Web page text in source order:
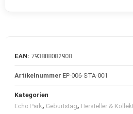
EAN: 793888082908
Artikelnummer EP-006-STA-001
Kategorien
Echo Park, Geburtstag, Hersteller &